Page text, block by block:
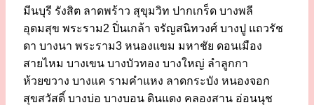
มีนบุรี รังสิต ลาดพร้าว สุขุมวิท ปากเกร็ด บางพลี
อุดมสุข พระราม2 ปิ่นเกล้า จรัญสนิทวงศ์ บางปู แถวรัช
ดา บางนา พระราม3 หนองแขม มหาชัย ดอนเมือง
สายไหม บางเขน บางบัวทอง บางใหญ่ ลำลูกกา
ห้วยขวาง บางแค รามคำแหง ลาดกระบัง หนองจอก
สุขสวัสดิ์ บางบ่อ บางบอน ดินแดง คลองสาน อ่อนนุช